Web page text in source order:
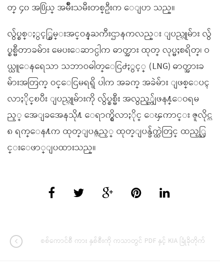
တ္ ၄၀ အ႐ြယ္ အမ်ိဳးသမီးတစ္ဦးက ေျပာ သည္။
လွ်ပ္စစ္ႏွင့္စြမ္းအင္ဝန္ႀကီးဌာနကလည္း ျပည္သူမ်ား လွ်
ပ္စစ္မီတာခမ်ား မေပးေဆာင္ပါက ဓာတ္အား ထုတ္ လုပ္မႈစရိတ္၊ ဝ
ယ္ယူေနရေသာ သဘာဝဓါတ္ေငြ႕ႏွင့္ (LNG) ဓာတ္အားခ
မ်ားအတြက္ ဝင္ေငြမရရွိ ပါက အခက္ အခဲမ်ား ျဖစ္ေပၚ
လာႏိုင္ၿပီး ျပည္သူမ်ားကို လွ်ပ္စစ္မီး အလွည့္က်ျဖန႔္ေဝရမ
ည့္ အေျခအေနသို႔ ေရာက္ရွိလာႏိုင္ ေၾကာင္း ဇူလိုင္လ
၈ ရက္ေန႔က ထုတ္ျပန္သည့္ ထုတ္ျပန္ခ်က္ထဲတြင္ ထည့္သြ
င္းေဖာ္ျပထားသည္။
စစ်ကောင်စီ ကား နှစ်စီးကို ကသာတွင် PDF နှင့် KIA ခြုံခိုတိုက်